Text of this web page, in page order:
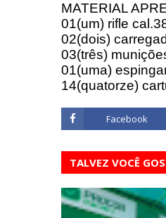
MATERIAL
01(um) rifle
02(dois)
03(três)
01(uma)
14(quatorze)
Facebook
TALVEZ VOCÊ